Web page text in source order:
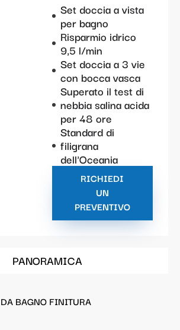
Set doccia a vista
per bagno
Risparmio idrico
9,5 l/min
Set doccia a 3 vie
con bocca vasca
Superato il test di
nebbia salina acida
per 48 ore
Standard di
filigrana
dell'Oceania
RICHIEDI
UN
PREVENTIVO
PANORAMICA
BAGNO FINITURA